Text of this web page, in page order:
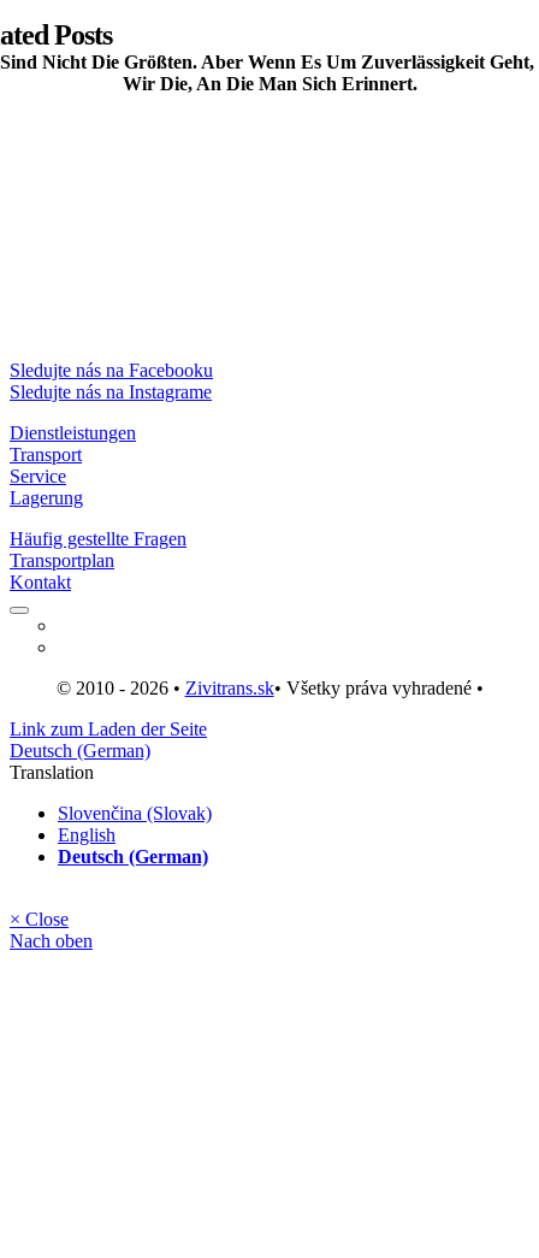
Posts
Nicht Die Größten. Aber Wenn Es Um Zuverlässigkeit Geht,
Wir Die, An Die Man Sich Erinnert.
Sledujte nás na Facebooku
Sledujte nás na Instagrame
Dienstleistungen
Transport
Service
Lagerung
Häufig gestellte Fragen
Transportplan
Kontakt
© 2010 - 2026 • Zivitrans.sk• Všetky práva vyhradené •
Link zum Laden der Seite
Deutsch (German)
Translation
Slovenčina (Slovak)
English
Deutsch (German)
× Close
Nach oben